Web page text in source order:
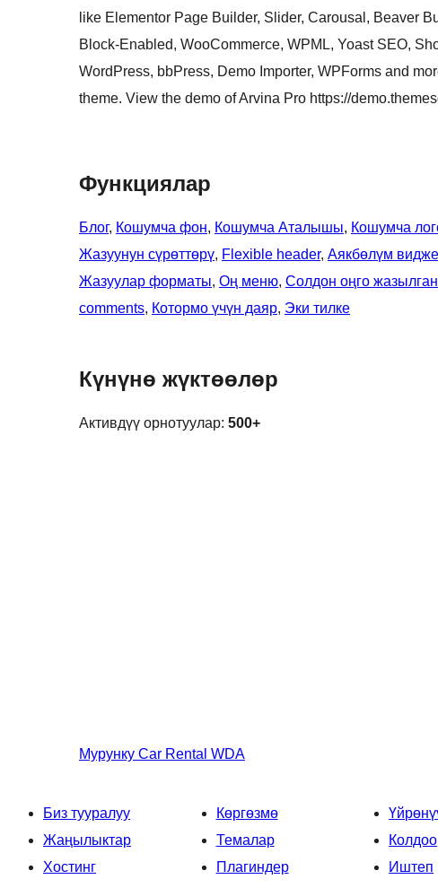
like Elementor Page Builder, Slider, Carousal, Beaver
Block-Enabled, WooCommerce, WPML, Yoast SEO,
WordPress, bbPress, Demo Importer, WPForms and
theme. View the demo of Arvina Pro https://
Функциялар
Блог, Кошумча фон, Кошумча Аталышы, Кошумча
Жазуунун сүрөттөрү, Flexible header, Аякбөлүм
Жазуулар форматы, Оң меню, Солдон оңго
comments, Котормо үчүн даяр, Эки тилке
Күнүнө жүктөөлөр
Активдүү орнотуулар: 500+
Мурунку Car Rental WDA
Биз тууралуу
Жаңылыктар
Хостинг
Көргөзмө
Темалар
Плагиндер
Колдоо
Иштеп